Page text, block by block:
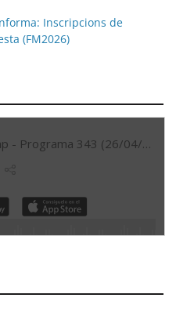
Inscripcions de
(FM2026)